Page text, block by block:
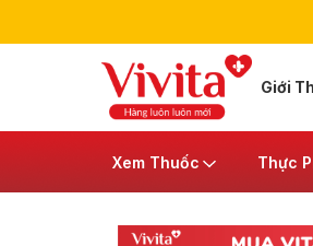
Giới
Xem Thuốc Thực